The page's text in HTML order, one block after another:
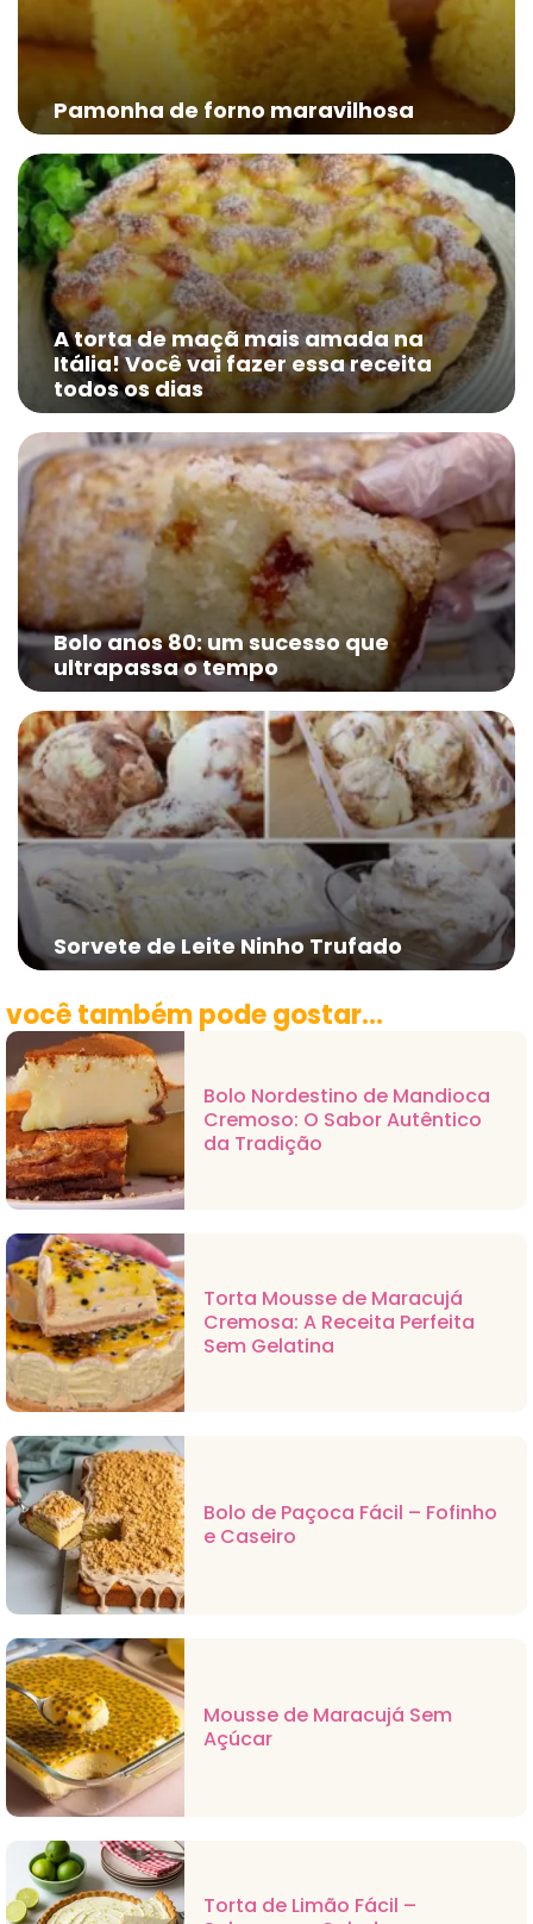
Pamonha de forno maravilhosa
A torta de maçã mais amada na
Itália! Você vai fazer essa receita
todos os dias
Bolo anos 80: um sucesso que
ultrapassa o tempo
Sorvete de Leite Ninho Trufado
você também pode gostar...
Bolo Nordestino de Mandioca
Cremoso: O Sabor Autêntico
da Tradição
Torta Mousse de Maracujá
Cremosa: A Receita Perfeita
Sem Gelatina
Bolo de Paçoca Fácil – Fofinho
e Caseiro
Mousse de Maracujá Sem
Açúcar
Torta de Limão Fácil –